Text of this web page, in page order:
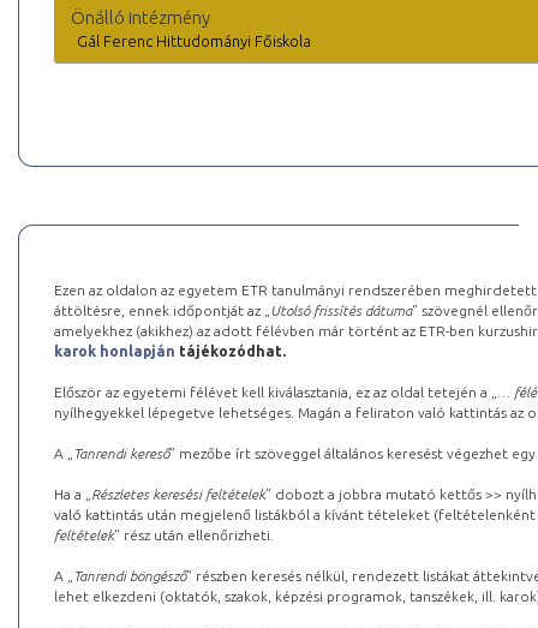
Önálló intézmény
Gál Ferenc Hittudományi Főiskola
Ezen az oldalon az egyetem ETR tanulmányi rendszerében
áttöltésre, ennek időpontját az „ Utolsó frissítés dátuma” szövegnél
amelyekhez (akikhez) az adott félévben már történt az ETR-ben
karok honlapján tájékozódhat.
Először az egyetemi félévet kell kiválasztania, ez az oldal tetején a „
…
nyílhegyekkel lépegetve lehetséges. Magán a feliraton való kattintás az
A „ Tanrendi kereső” mezőbe írt szöveggel általános keresést végezhet
Ha a „ Részletes keresési feltételek” dobozt a jobbra mutató kettős >>
való kattintás után megjelenő listákból a kívánt tételeket (feltételenként
feltételek” rész után ellenőrizheti.
A „ Tanrendi böngésző” részben keresés nélkül, rendezett listákat
lehet elkezdeni (oktatók, szakok, képzési programok, tanszékek, ill.